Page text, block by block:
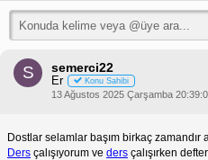
S semerci22
Er Konu Sahibi
13 Ağustos 2025 Çarşamba
Dostlar selamlar başım birkaç
Ders çalışıyorum ve ders çalışırken